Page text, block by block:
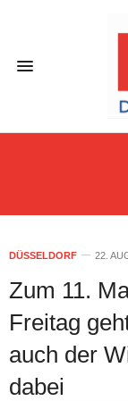
DÜSSELDORF 22.
Zum 11.
Freitag
auch der
dabei